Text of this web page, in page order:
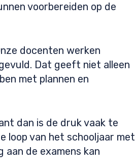
voorbereiden op de
docenten werken
Dat geeft niet alleen
met plannen en
dan is de druk vaak te
loop van het schooljaar met
de examens kan